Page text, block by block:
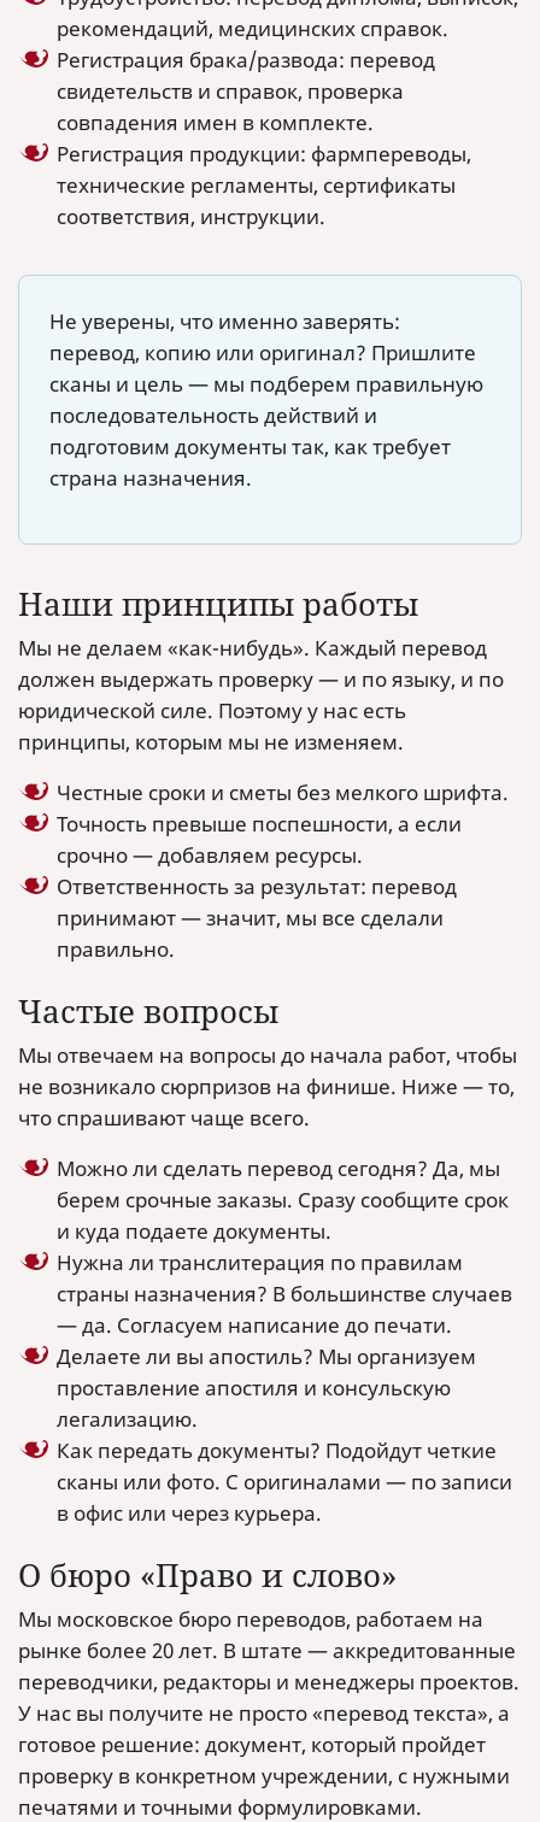
рекомендаций, медицинских справок.
Регистрация брака/развода: перевод
свидетельств и справок, проверка
совпадения имен в комплекте.
Регистрация продукции: фармпереводы,
технические регламенты, сертификаты
соответствия, инструкции.
Не уверены, что именно заверять:
перевод, копию или оригинал? Пришлите
сканы и цель — мы подберем правильную
последовательность действий и
подготовим документы так, как требует
страна назначения.
Наши принципы работы
Мы не делаем «как-нибудь». Каждый перевод
должен выдержать проверку — и по языку, и по
юридической силе. Поэтому у нас есть
принципы, которым мы не изменяем.
Честные сроки и сметы без мелкого шрифта.
Точность превыше поспешности, а если
срочно — добавляем ресурсы.
Ответственность за результат: перевод
принимают — значит, мы все сделали
правильно.
Частые вопросы
Мы отвечаем на вопросы до начала работ, чтобы
не возникало сюрпризов на финише. Ниже — то,
что спрашивают чаще всего.
Можно ли сделать перевод сегодня? Да, мы
берем срочные заказы. Сразу сообщите срок
и куда подаете документы.
Нужна ли транслитерация по правилам
страны назначения? В большинстве случаев
— да. Согласуем написание до печати.
Делаете ли вы апостиль? Мы организуем
проставление апостиля и консульскую
легализацию.
Как передать документы? Подойдут четкие
сканы или фото. С оригиналами — по записи
в офис или через курьера.
О бюро «Право и слово»
Мы московское бюро переводов, работаем на
рынке более 20 лет. В штате — аккредитованные
переводчики, редакторы и менеджеры проектов.
У нас вы получите не просто «перевод текста», а
готовое решение: документ, который пройдет
проверку в конкретном учреждении, с нужными
печатями и точными формулировками.